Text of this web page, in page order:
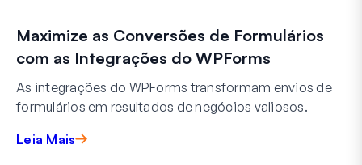
Maximize as Conversões de Formulários
com as Integrações do WPForms
As integrações do WPForms transformam envios de
formulários em resultados de negócios valiosos.
Leia Mais